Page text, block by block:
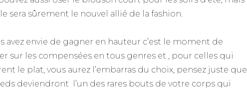
sera sûrement le nouvel allié de la fashion.
avez envie de gagner en hauteur c’est le moment de
sur les compensées en tous genres et , pour celles qui
le plat, vous aurez l’embarras du choix, pensez juste que
deviendront l’un des rares bouts de votre corps qui